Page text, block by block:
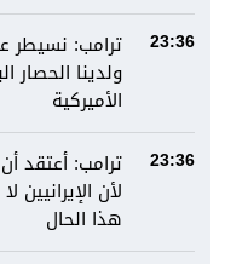
23:36
ترامب: نسيطر
ولدينا الحصار
الأميركية
23:36
ترامب: أعتقد
لأن
هذا الحال